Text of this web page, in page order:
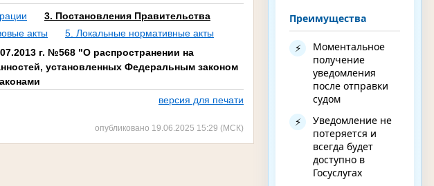
Преимущества
⚡
Моментальное
получение
уведомления
после отправки
судом
⚡
Уведомление не
потеряется и
всегда будет
доступно в
Госуслугах
3. Постановления Правительства
акты
5. Локальные нормативные акты
г. №568 "О распространении на
установленных Федеральным законом
версия для печати
опубликовано 19.06.2025 15:29 (МСК)